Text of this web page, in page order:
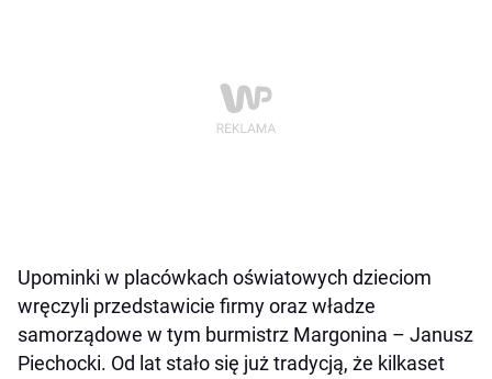
Upominki w placówkach oświatowych dzieciom
wręczyli przedstawicie firmy oraz władze
samorządowe w tym burmistrz Margonina – Janusz
Piechocki. Od lat stało się już tradycją, że kilkaset